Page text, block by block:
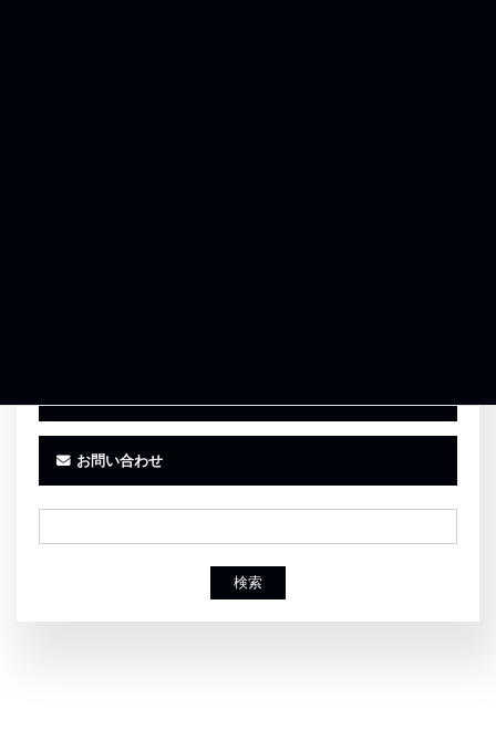
お問い合わせ
検索